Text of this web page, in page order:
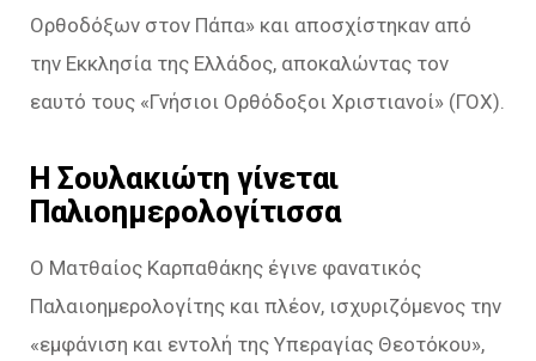
Ορθοδόξων στον Πάπα» και αποσχίστηκαν από
την Εκκλησία της Ελλάδος, αποκαλώντας τον
εαυτό τους «Γνήσιοι Ορθόδοξοι Χριστιανοί» (ΓΟΧ).
Η Σουλακιώτη γίνεται
Παλιοημερολογίτισσα
Ο Ματθαίος Καρπαθάκης έγινε φανατικός
Παλαιοημερολογίτης και πλέον, ισχυριζόμενος την
«εμφάνιση και εντολή της Υπεραγίας Θεοτόκου»,